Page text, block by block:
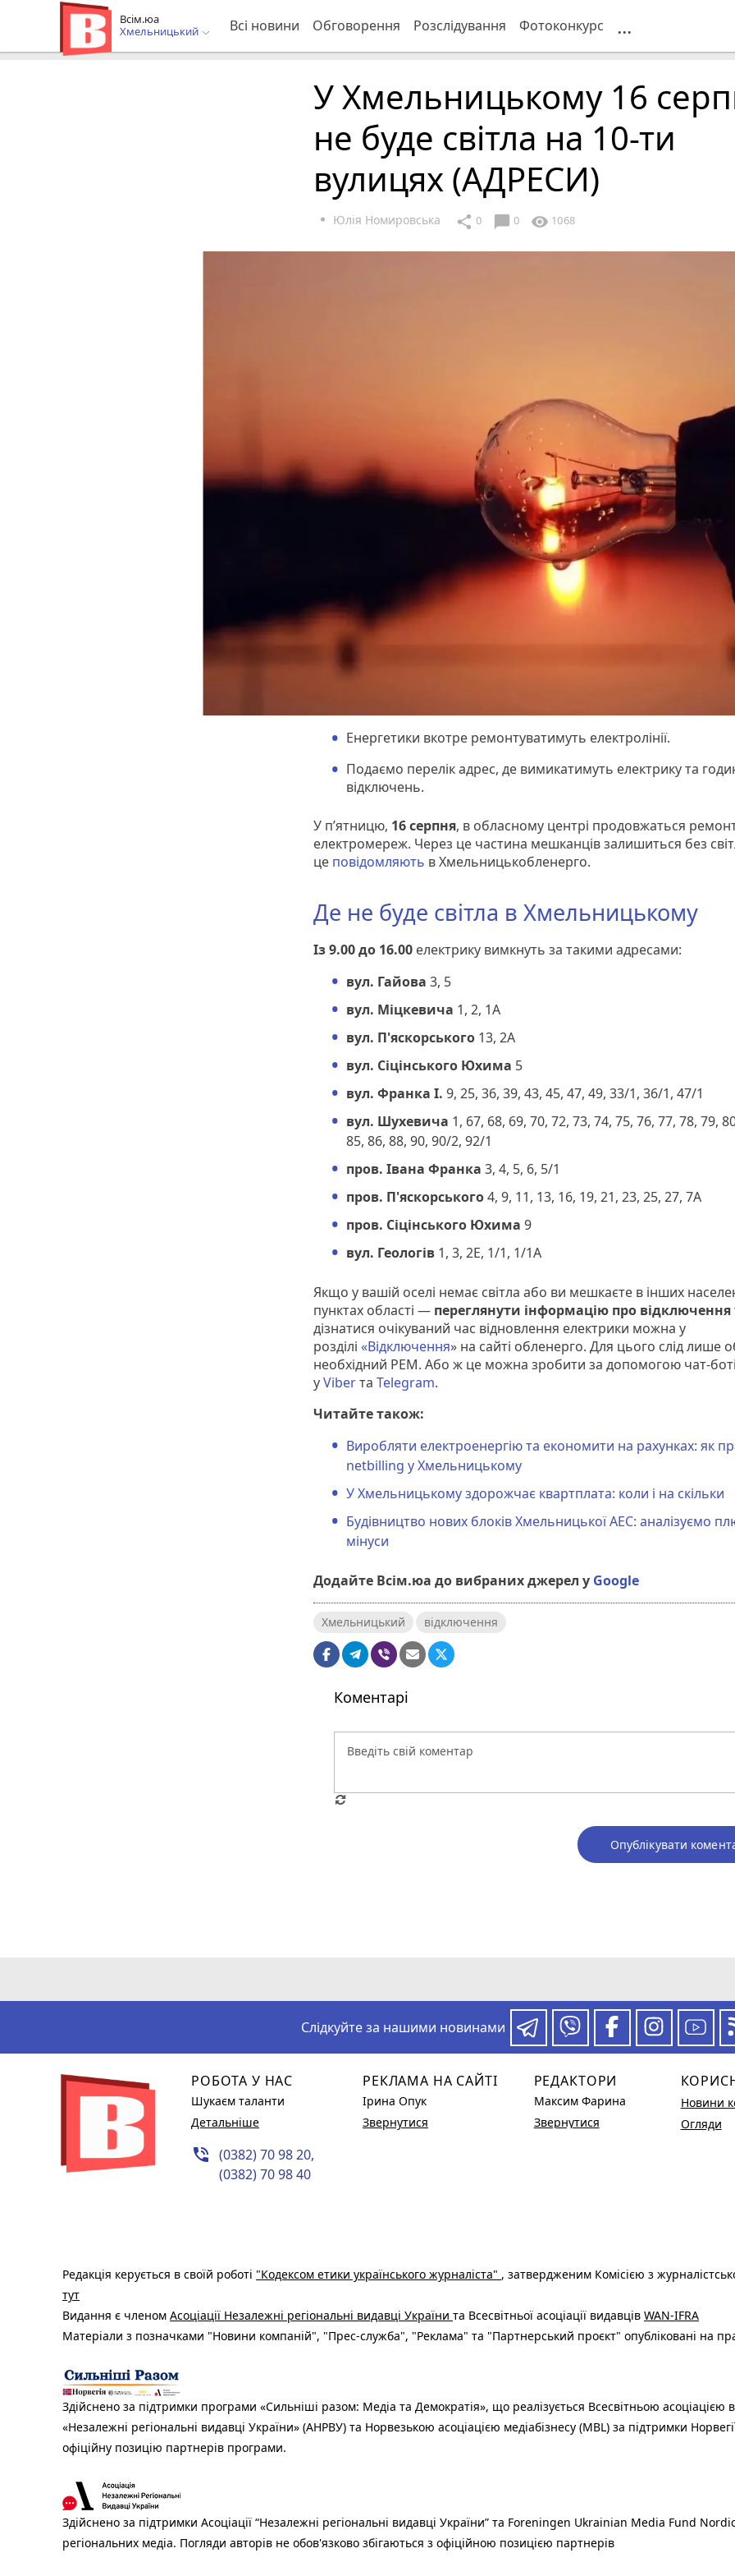
Всім.юа
Хмельницький
Всі новини Обговорення Розслідування Фотоконкурс ...
У Хмельницькому 16
не буде світла на 10-ти
вулицях (АДРЕСИ)
Юлія Номировська share 0 chat_bubble 0 visibility 1068
Енергетики вкотре ремонтуватимуть електролінії.
Подаємо перелік адрес, де вимикатимуть електрику та
відключень.
У п’ятницю, 16 серпня, в обласному центрі продовжаться
електромереж. Через це частина мешканців залишиться без
це повідомляють в Хмельницькобленерго.
Де не буде світла в Хмельницькому
Із 9.00 до 16.00 електрику вимкнуть за такими адресами:
вул. Гайова 3, 5
вул. Міцкевича 1, 2, 1А
вул. П'яскорського 13, 2А
вул. Сіцінського Юхима 5
вул. Франка І. 9, 25, 36, 39, 43, 45, 47, 49, 33/1, 36/1, 47/1
вул. Шухевича 1, 67, 68, 69, 70, 72, 73, 74, 75, 76, 77, 78, 79,
85, 86, 88, 90, 90/2, 92/1
пров. Івана Франка 3, 4, 5, 6, 5/1
пров. П'яскорського4, 9, 11, 13, 16, 19, 21, 23, 25, 27, 7А
пров. Сіцінського Юхима 9
вул. Геологів 1, 3, 2Е, 1/1, 1/1А
Якщо у вашій оселі немає світла або ви мешкаєте в інших
пунктах області — переглянути інформацію про відключення
дізнатися очікуваний час відновлення електрики можна у
розділі «Відключення» на сайті обленерго. Для цього слід лише
необхідний РЕМ. Або ж це можна зробити за допомогою чат-
уViberта Telegram.
Читайте також:
Виробляти електроенергію та економити на рахунках: як
netbilling у Хмельницькому
У Хмельницькому здорожчає квартплата: коли і на скільки
Будівництво нових блоків Хмельницької АЕС: аналізуємо
мінуси
Додайте Всім.юа до вибраних джерел у Google
Хмельницький відключення
Коментарі
Опублікувати
Слідкуйте за нашими новинами
РОБОТА У НАС
Шукаєм таланти
Детальніше
phone_in_talk (0382) 70 98 20,
(0382) 70 98 40
РЕКЛАМА НА САЙТІ
Ірина Опук
Звернутися
РЕДАКТОРИ
Максим Фарина
Звернутися
Новини
Огляди
Редакція керується в своїй роботі "Кодексом етики українського журналіста" , затвердженим Комісією з
тут
Видання є членом Асоціації Незалежні регіональні видавці України та Всесвітньої асоціації видавців WAN-IFRA
Матеріали з позначками "Новини компаній", "Прес-служба", "Реклама" та "Партнерський проєкт" опубліковані на
Здійснено за підтримки програми «Сильніші разом: Медіа та Демократія», що реалізується Всесвітньою асоціацією
«Незалежні регіональні видавці України» (АНРВУ) та Норвезькою асоціацією медіабізнесу (MBL) за підтримки
офіційну позицію партнерів програми.
Здійснено за підтримки Асоціації “Незалежні регіональні видавці України” та Foreningen Ukrainian Media Fund
регіональних медіа. Погляди авторів не обов'язково збігаються з офіційною позицією партнерів